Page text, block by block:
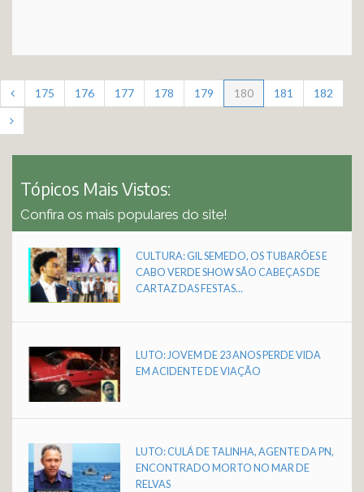
175 176 177 178 179 180 181 182
Tópicos Mais Vistos:
Confira os mais populares do site!
CULTURA: GIL SEMEDO, OS TUBARÕES E
CABO VERDE SHOW SÃO CABEÇAS DE
CARTAZ DAS FESTAS...
LUTO: JOVEM DE 23 ANOS PERDE VIDA
EM ACIDENTE DE VIAÇÃO
LUTO: CULÁ DE TALINHA, AGENTE DA PN,
ENCONTRADO MORTO NO MAR DE
RELVAS